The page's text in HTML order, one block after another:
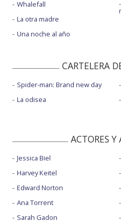
Whalefall
La otra madre
Una noche al año
CARTELERA
Spider-man: Brand new day
La odisea
ACTORES Y
Jessica Biel
Harvey Keitel
Edward Norton
Ana Torrent
Sarah Gadon